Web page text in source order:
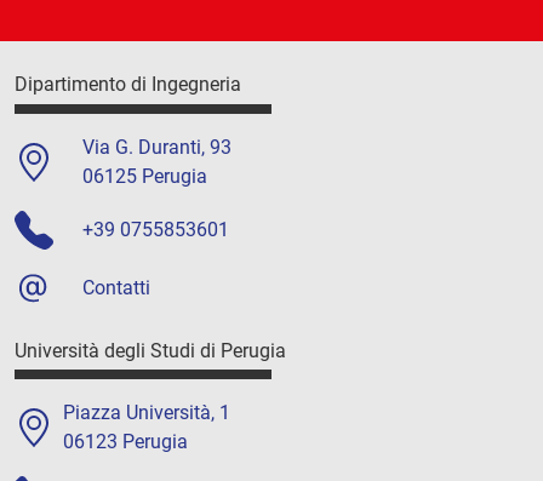
Dipartimento di Ingegneria
Via G. Duranti, 93
06125 Perugia
+39 0755853601
Contatti
Università degli Studi di Perugia
Piazza Università, 1
06123 Perugia